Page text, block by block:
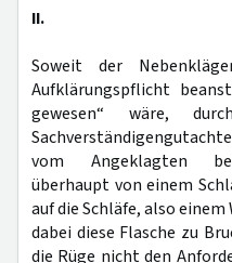
II.
Soweit der
Aufklärungspflicht
gewesen“ wäre,
vom Angeklagten
überhaupt von einem
auf die Schläfe, also
dabei diese Flasche zu
die Rüge nicht den